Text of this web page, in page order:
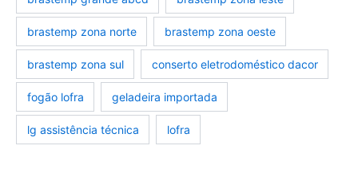
brastemp zona norte brastemp zona oeste
brastemp zona sul conserto eletrodoméstico dacor
fogão lofra geladeira importada
lg assistência técnica lofra